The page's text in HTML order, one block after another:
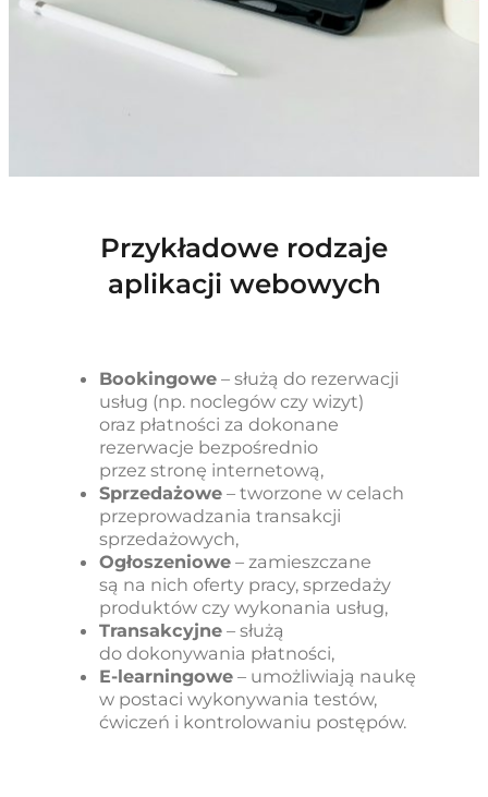
Przykładowe rodzaje
aplikacji webowych
Bookingowe – służą do rezerwacji
usług (np. noclegów czy wizyt)
oraz płatności za dokonane
rezerwacje bezpośrednio
przez stronę internetową,
Sprzedażowe – tworzone w celach
przeprowadzania transakcji
sprzedażowych,
Ogłoszeniowe – zamieszczane
są na nich oferty pracy, sprzedaży
produktów czy wykonania usług,
Transakcyjne – służą
do dokonywania płatności,
E-learningowe – umożliwiają naukę
w postaci wykonywania testów,
ćwiczeń i kontrolowaniu postępów.